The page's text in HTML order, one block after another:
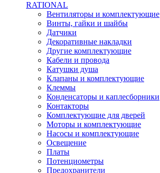
RATIONAL
Вентиляторы и комплектующие
Винты, гайки и шайбы
Датчики
Декоративные накладки
Другие комплектующие
Кабели и провода
Катушки душа
Клапаны и комплектующие
Клеммы
Конденсаторы и каплесборники
Контакторы
Комплектующие для дверей
Моторы и комплектующие
Насосы и комплектующие
Освещение
Платы
Потенциометры
Предохранители